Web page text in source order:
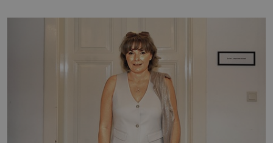
mi knihy, práce a hlavně klid. Hned po studiích jsem